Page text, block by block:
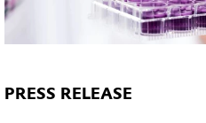
PRESS RELEASE